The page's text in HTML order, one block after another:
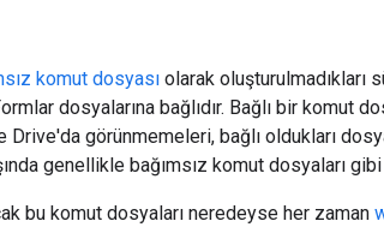
komut dosyası olarak oluşturulmadıkları
dosyalarına bağlıdır. Bağlı bir komut
Drive'da görünmemeleri, bağlı oldukları
genellikle bağımsız komut dosyaları gibi
bu komut dosyaları neredeyse her zaman